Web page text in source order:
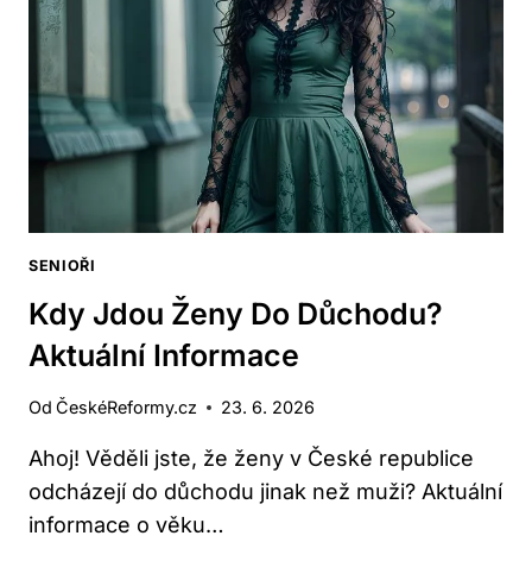
DŮCHODCE
ROCE
2024?
SENIOŘI
Kdy Jdou Ženy Do Důchodu?
Aktuální Informace
Od ČeskéReformy.cz 23. 6. 2026
Ahoj! Věděli jste, že ženy v České republice
odcházejí do důchodu jinak než muži? Aktuální
informace o věku…